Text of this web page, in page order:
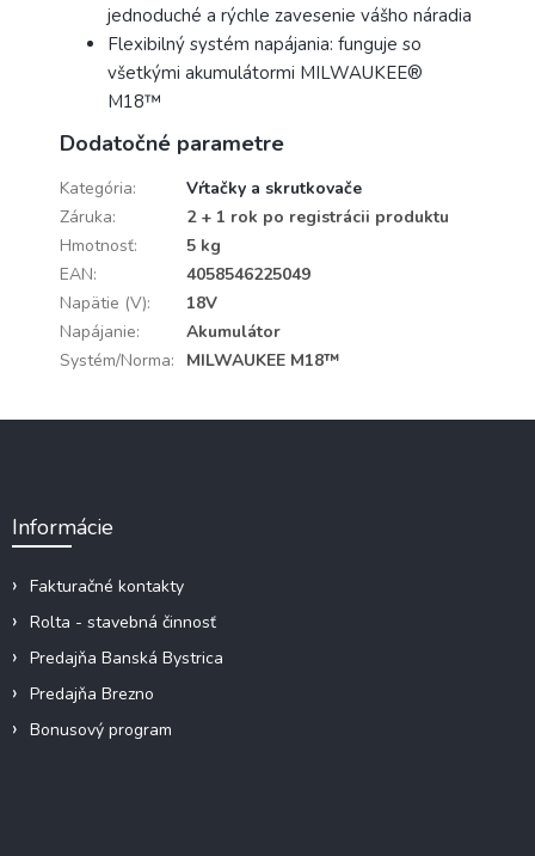
jednoduché a rýchle zavesenie vášho náradia
Flexibilný systém napájania: funguje so
všetkými akumulátormi MILWAUKEE®
M18™
Dodatočné parametre
Kategória:
Vŕtačky a skrutkovače
Záruka:
2 + 1 rok po registrácii produktu
Hmotnosť:
5 kg
EAN:
4058546225049
Napätie (V):
18V
Napájanie:
Akumulátor
Systém/Norma: MILWAUKEE M18™
Informácie
Fakturačné kontakty
Rolta - stavebná činnosť
Predajňa Banská Bystrica
Predajňa Brezno
Bonusový program